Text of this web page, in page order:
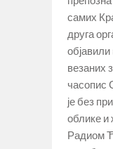
самих
друга
везаних
часопис
је без
облике и
Радиом